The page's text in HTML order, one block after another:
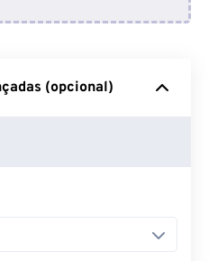
Drive
(opcional)